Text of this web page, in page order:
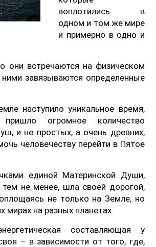
воплотились в
одном и том же мире
и примерно в одно и
они встречаются на физическом
завязываются определенные
наступило уникальное время,
огромное количество
и не простых, а очень древних,
человечеству перейти в Пятое
единой Материнской Души,
не менее, шла своей дорогой,
не только на Земле, но
мирах на разных планетах.
составляющая у
– в зависимости от того, где,